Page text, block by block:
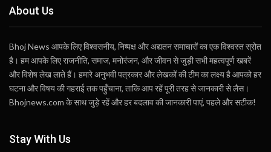
About Us
Bhoj News आपके लिए विश्वसनीय, निष्पक्ष और अद्यतन समाचारों का एक विश्वस्त स्रोत
है। हम आपके लिए राजनीति, समाज, मनोरंजन, और जीवन से जुड़ी सभी महत्वपूर्ण खबरें
और विशेष लेख लाते हैं। हमारे अनुभवी पत्रकार और लेखकों की टीम का लक्ष्य है आपको हर
घटना और विषय की गहराई तक पहुँचाना, ताकि आप रहें पूरी तरह से जानकारी से लैस।
Bhojnews.com के साथ जुड़े रहें और हर बदलाव की जानकारी पाएं, पहले और सटीक!
Stay With Us